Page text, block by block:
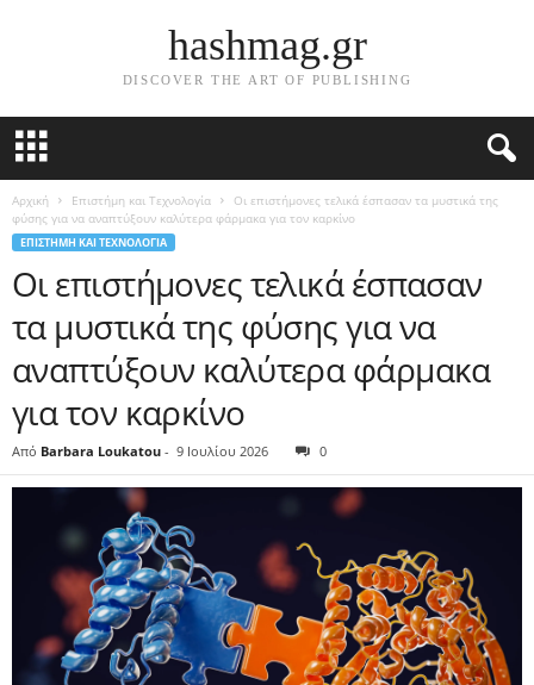
hashmag.gr
DISCOVER THE ART OF PUBLISHING
Αρχική Επιστήμη και Τεχνολογία
Οι επιστήμονες τελικά έσπασαν τα μυστικά της
φύσης για να αναπτύξουν καλύτερα φάρμακα για τον καρκίνο
ΕΠΙΣΤΉΜΗ ΚΑΙ ΤΕΧΝΟΛΟΓΊΑ
Οι επιστήμονες τελικά έσπασαν
τα μυστικά της φύσης για να
αναπτύξουν καλύτερα φάρμακα
για τον καρκίνο
Από Barbara Loukatou - 9 Ιουλίου 2026 0